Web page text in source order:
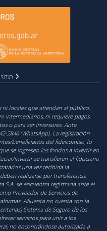
ni locales que atiendan al público.
intermediarios, ni requiere pagos
o para ser inversores. Ante
2846 (WhatsApp). La registración
beneficiarios del fideicomiso, lo
se ingresen los fondos a invertir en
invertir se transfieren al fiduciario
una vez recibida la
realizarse por transferencia
S.A. se encuentra registrada ante el
Proveedor de Servicios de
Afluenta no cuenta con la
Sistema de Seguro de los
servicios para unir a los
no encontrándose autorizada a